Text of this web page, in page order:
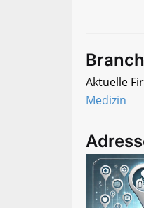
Aktuelle
Medizin